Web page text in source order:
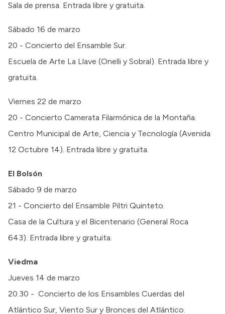
Sala de prensa. Entrada libre y gratuita.
Sábado 16 de marzo
20 - Concierto del Ensamble Sur.
Escuela de Arte La Llave (Onelli y Sobral). Entrada libre y
gratuita.
Viernes 22 de marzo
20 - Concierto Camerata Filarmónica de la Montaña.
Centro Municipal de Arte, Ciencia y Tecnología (Avenida
12 Octubre 14). Entrada libre y gratuita.
El Bolsón
Sábado 9 de marzo
21 - Concierto del Ensamble Piltri Quinteto.
Casa de la Cultura y el Bicentenario (General Roca
643). Entrada libre y gratuita.
Viedma
Jueves 14 de marzo
20.30 - Concierto de los Ensambles Cuerdas del
Atlántico Sur, Viento Sur y Bronces del Atlántico.